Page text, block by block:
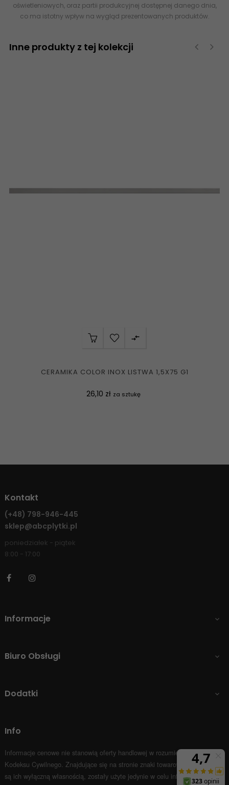
oświetleniowych, oraz partii produkcyjnej dostępnej danego dnia,
co ma istotny wpływ na wygląd prezentowanych produktów.
Inne produkty z tej kolekcji

CERAMIKA COLOR INOX LISTWA 1,5X75 G1
Cena
26,10 zł za sztukę
Kontakt
(+48) 798-946-445
sklep@abcplytki.pl
poniedziałek - piątek
8:00 - 17:00
Facebook
Informacje 
Biuro Obsługi 
Dodatki 
Info
Informacje cenowe nie stanowią oferty handlowej w rozumieniu Art.66 par.1
Kodeksu Cywilnego. Znajdujące się na stronie znaki towarowe i nazwy firm
są ich wyłączną własnością, zostały użyte jedynie w celu informacyjnym.